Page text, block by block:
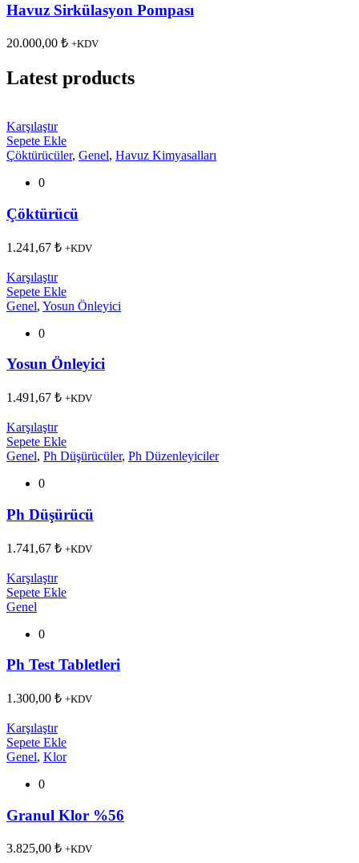
Havuz Sirkülasyon Pompası
20.000,00 ₺ +KDV
Latest products
Karşılaştır
Sepete Ekle
Çöktürücüler, Genel, Havuz Kimyasalları
0
Çöktürücü
1.241,67 ₺ +KDV
Karşılaştır
Sepete Ekle
Genel, Yosun Önleyici
0
Yosun Önleyici
1.491,67 ₺ +KDV
Karşılaştır
Sepete Ekle
Genel, Ph Düşürücüler, Ph Düzenleyiciler
0
Ph Düşürücü
1.741,67 ₺ +KDV
Karşılaştır
Sepete Ekle
Genel
0
Ph Test Tabletleri
1.300,00 ₺ +KDV
Karşılaştır
Sepete Ekle
Genel, Klor
0
Granul Klor %56
3.825,00 ₺ +KDV